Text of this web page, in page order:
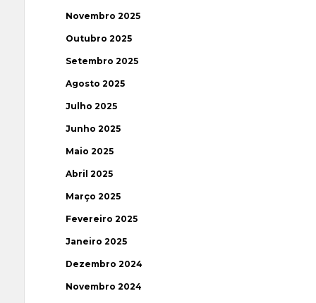
Novembro 2025
Outubro 2025
Setembro 2025
Agosto 2025
Julho 2025
Junho 2025
Maio 2025
Abril 2025
Março 2025
Fevereiro 2025
Janeiro 2025
Dezembro 2024
Novembro 2024